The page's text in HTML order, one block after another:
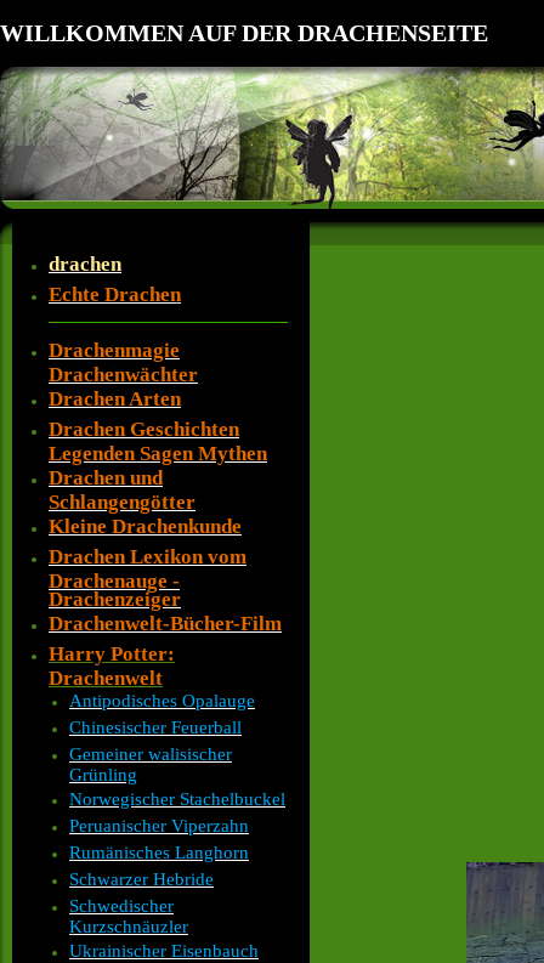
WILLKOMMEN AUF DER DRACHENSEITE
drachen
Echte Drachen
Drachenmagie
Drachenwächter
Drachen Arten
Drachen Geschichten
Legenden Sagen Mythen
Drachen und
Schlangengötter
Kleine Drachenkunde
Drachen Lexikon vom
Drachenauge -
Drachenzeiger
Drachenwelt-Bücher-Film
Harry Potter:
Drachenwelt
Antipodisches Opalauge
Chinesischer Feuerball
Gemeiner walisischer
Grünling
Norwegischer Stachelbuckel
Peruanischer Viperzahn
Rumänisches Langhorn
Schwarzer Hebride
Schwedischer
Kurzschnäuzler
Ukrainischer Eisenbauch